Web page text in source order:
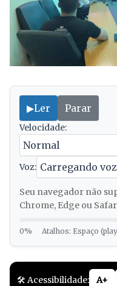
▶Ler Parar
Velocidade:
Voz:
Seu navegador não
Chrome, Edge ou
0% Atalhos: Espaço
🛠️ Acessibilidade: A+